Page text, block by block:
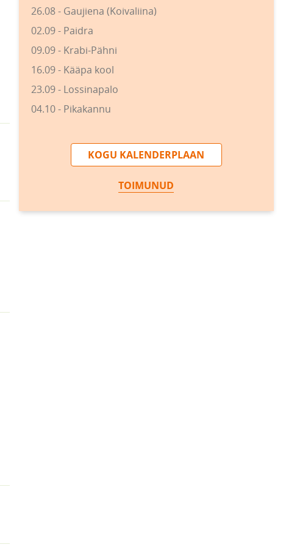
26.08 - Gaujiena (Koivaliina)
02.09 - Paidra
09.09 - Krabi-Pähni
16.09 - Kääpa kool
23.09 - Lossinapalo
04.10 - Pikakannu
KOGU KALENDERPLAAN
TOIMUNUD